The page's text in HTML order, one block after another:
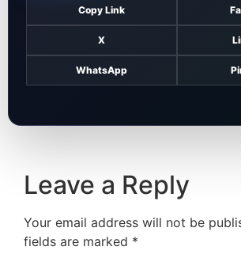
Copy Link
X
WhatsApp
Leave a Reply
Your email address will not be
fields are marked *